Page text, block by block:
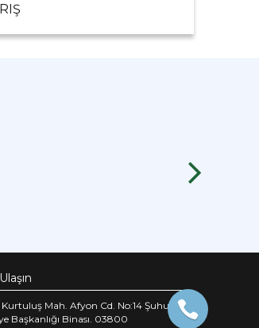
Kurtuluş Mah. Afyon Cd. No:14 Şuhut
Başkanlığı Binası. 03800